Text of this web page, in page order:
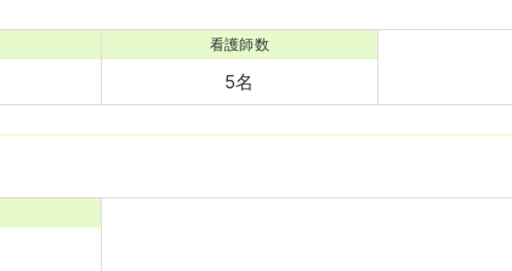
看護師数
5名